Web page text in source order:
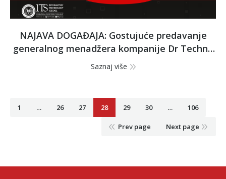
NAJAVA DOGAĐAJA: Gostujuće predavanje
generalnog menadžera kompanije Dr Techno
na ITS-u – 30. oktobra u 11h, Amfiteatar Anex
G
Saznaj više
1 … 26 27 28 29 30 … 106
Prev page Next page